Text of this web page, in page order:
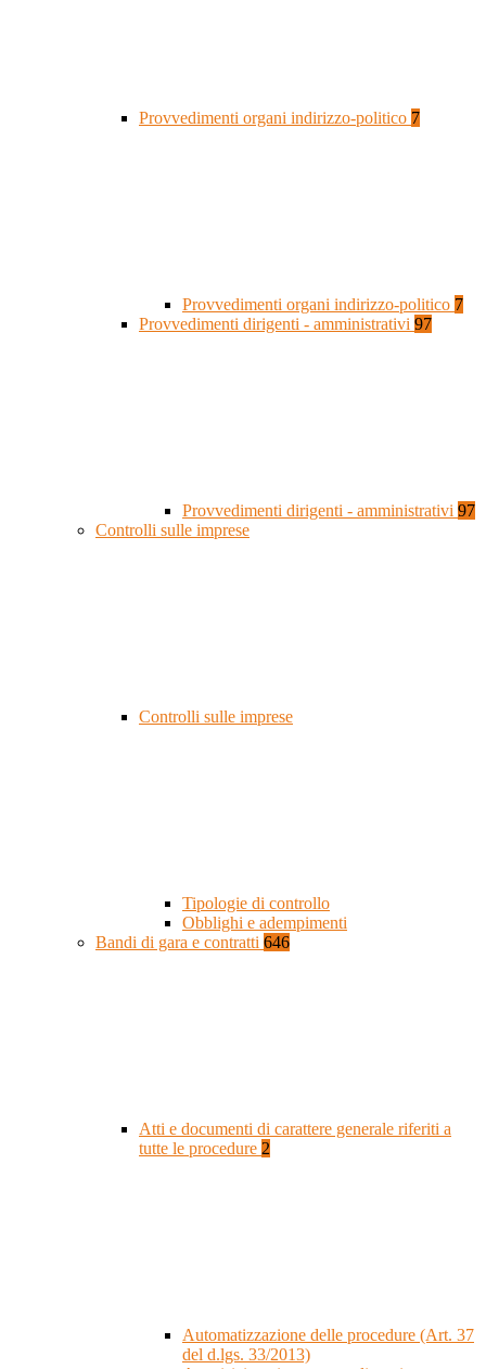
Provvedimenti organi indirizzo-politico 7
Provvedimenti organi indirizzo-politico 7
Provvedimenti dirigenti - amministrativi 97
Provvedimenti dirigenti - amministrativi 97
Controlli sulle imprese
Controlli sulle imprese
Tipologie di controllo
Obblighi e adempimenti
Bandi di gara e contratti 646
Atti e documenti di carattere generale riferiti a
tutte le procedure 2
Automatizzazione delle procedure (Art. 37
del d.lgs. 33/2013)